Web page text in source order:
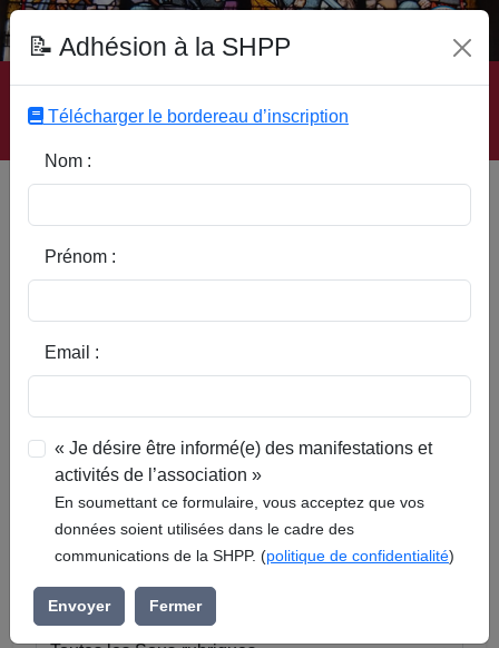
Accueil | Site SHPP | Auteurs | Editeurs | Rubriques |
Sous-Rubriques | Mots-Clefs | Contact
Réinitialiser
Sous-rubrique / Commune :
📝 Adhésion à la SHPP
Télécharger le bordereau d’inscription
Nom :
Prénom :
Email :
« Je désire être informé(e) des manifestations et
activités de l’association »
En soumettant ce formulaire, vous acceptez que vos
données soient utilisées dans le cadre des
communications de la SHPP. (politique de confidentialité)
Envoyer Fermer